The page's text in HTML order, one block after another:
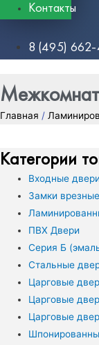
Контакты
8 (495)
Главная /
Категории
Входные двери
Замки врезные
ПВХ Двери
Серия Б
Стальные
Царговые
Царговые
Царговые